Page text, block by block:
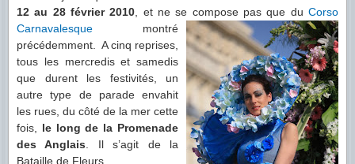
12 au 28 février 2010 , et ne se compose pas que duCorso
Carnavalesque montré
précédemment. A cinq reprises,
tous les mercredis et samedis
que durent les festivités, un
autre type de parade envahit
les rues, du côté de la mer cette
fois, le long de la Promenade
des Anglais . Il s’agit de la
Bataille de Fleurs.